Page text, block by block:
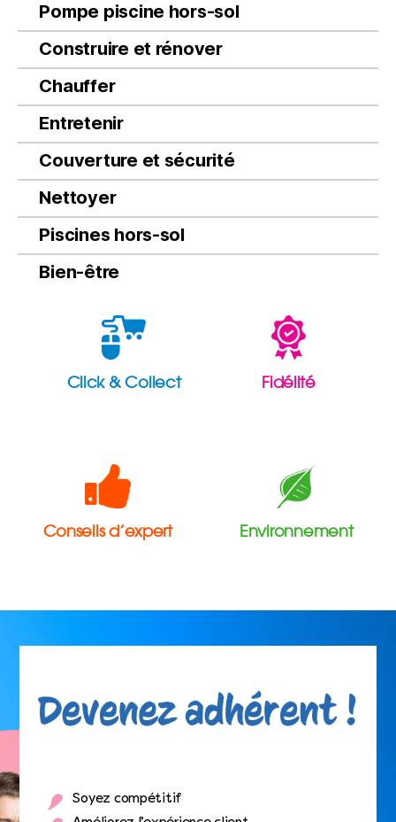
Pompe piscine hors-sol
Construire et rénover
Chauffer
Entretenir
Couverture et sécurité
Nettoyer
Piscines hors-sol
Bien-être
Click & Collect
Conseils d’expert
Fidélité
Environnement
Soyez compétitif